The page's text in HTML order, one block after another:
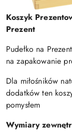
Koszyk
Prezent
Pudełko na
na zapakowanie
Dla miłośników
dodatków ten
pomysłem
Wymiary